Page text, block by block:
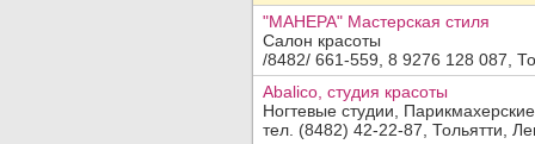
"МАНЕРА" Мастерская стиля
Салон красоты
/8482/ 661-559, 8 9276 128 087,
Abalico, студия красоты
Ногтевые студии,
тел. (8482) 42-22-87, Тольятти,